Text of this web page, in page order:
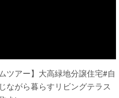
ムツアー】大高緑地分譲住宅#自
ながら暮らすリビングテラス